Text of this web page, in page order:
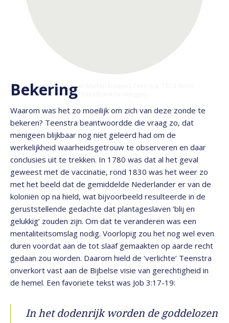
Pastelportret van Marten Douwes Teenstra, 1824 (bron:
Bekering
Waarom was het zo moeilijk om zich van deze zonde te
bekeren? Teenstra beantwoordde die vraag zo, dat
menigeen blijkbaar nog niet geleerd had om de
werkelijkheid waarheidsgetrouw te observeren en daar
conclusies uit te trekken. In 1780 was dat al het geval
geweest met de vaccinatie, rond 1830 was het weer zo
met het beeld dat de gemiddelde Nederlander er van de
koloniën op na hield, wat bijvoorbeeld resulteerde in de
geruststellende gedachte dat plantageslaven ‘blij en
gelukkig’ zouden zijn. Om dat te veranderen was een
mentaliteitsomslag nodig. Voorlopig zou het nog wel even
duren voordat aan de tot slaaf gemaakten op aarde recht
gedaan zou worden. Daarom hield de ‘verlichte’ Teenstra
onverkort vast aan de Bijbelse visie van gerechtigheid in
de hemel. Een favoriete tekst was Job 3:17-19:
In het dodenrijk worden de goddelozen